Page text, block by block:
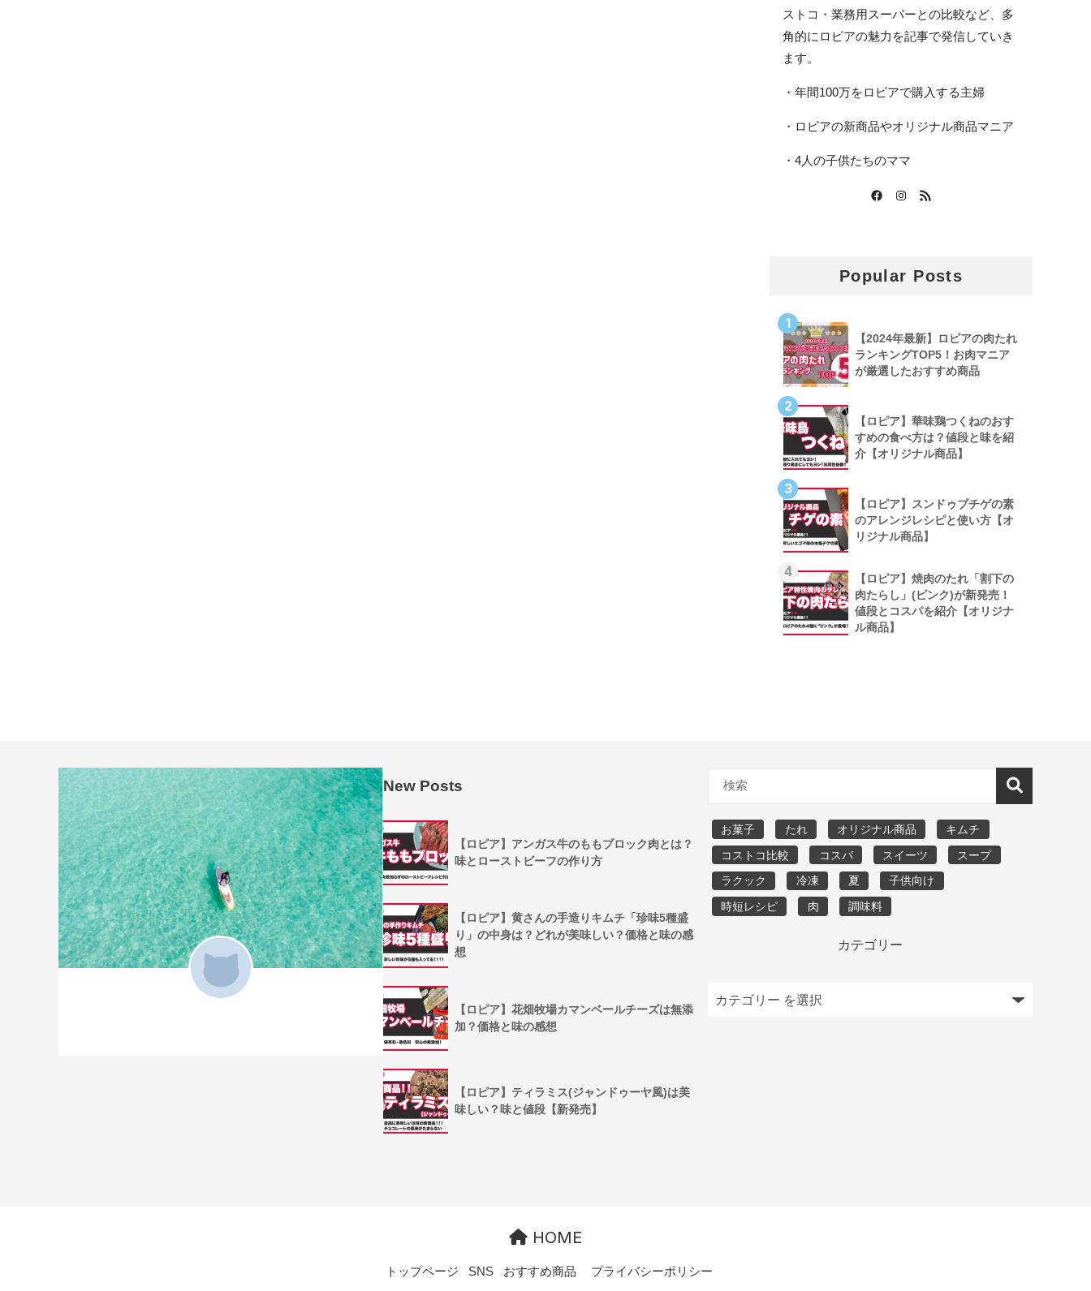
ストコ・業務用スーパーとの比較など、多
角的にロピアの魅力を記事で発信していき
ます。
・年間100万をロピアで購入する主婦
・ロピアの新商品やオリジナル商品マニア
・4人の子供たちのママ
Popular Posts
1
【2024年最新】ロピアの肉たれ
ランキングTOP5！お肉マニア
が厳選したおすすめ商品
2
【ロピア】華味鶏つくねのおす
すめの食べ方は？値段と味を紹
介【オリジナル商品】
3
【ロピア】スンドゥブチゲの素
のアレンジレシピと使い方【オ
リジナル商品】
4
【ロピア】焼肉のたれ「割下の
肉たらし」(ピンク)が新発売！
値段とコスパを紹介【オリジナ
ル商品】
New Posts
【ロピア】アンガス牛のももブロック肉とは？
味とローストビーフの作り方
【ロピア】黄さんの手造りキムチ「珍味5種盛
り」の中身は？どれが美味しい？価格と味の感
想
【ロピア】花畑牧場カマンベールチーズは無添
加？価格と味の感想
【ロピア】ティラミス(ジャンドゥーヤ風)は美
味しい？味と値段【新発売】
お菓子 たれ オリジナル商品
キムチ
コストコ比較
コスパ スイーツ
スープ
ラクック
冷凍 夏
子供向け
時短レシピ
肉 調味料
カテゴリー
HOME
トップページ SNS おすすめ商品 プライバシーポリシー